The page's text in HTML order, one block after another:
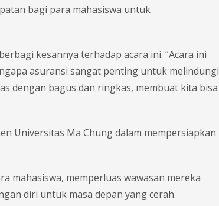
bagi para mahasiswa untuk
kesannya terhadap acara ini. “Acara ini
asuransi sangat penting untuk melindungi
dengan bagus dan ringkas, membuat kita bisa
Universitas Ma Chung dalam mempersiapkan
mahasiswa, memperluas wawasan mereka
diri untuk masa depan yang cerah.